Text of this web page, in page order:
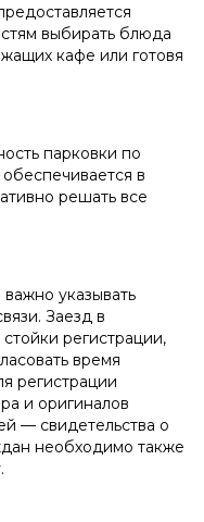
выбирать блюда
кафе или готовя
парковки по
в
решать все
указывать
Заезд в
регистрации,
время
регистрации
и оригиналов
— свидетельства о
необходимо также